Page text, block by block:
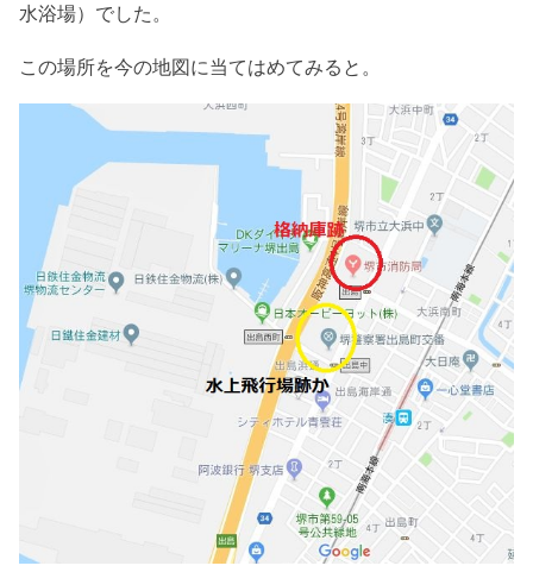
水浴場）でした。
この場所を今の地図に当てはめてみると。